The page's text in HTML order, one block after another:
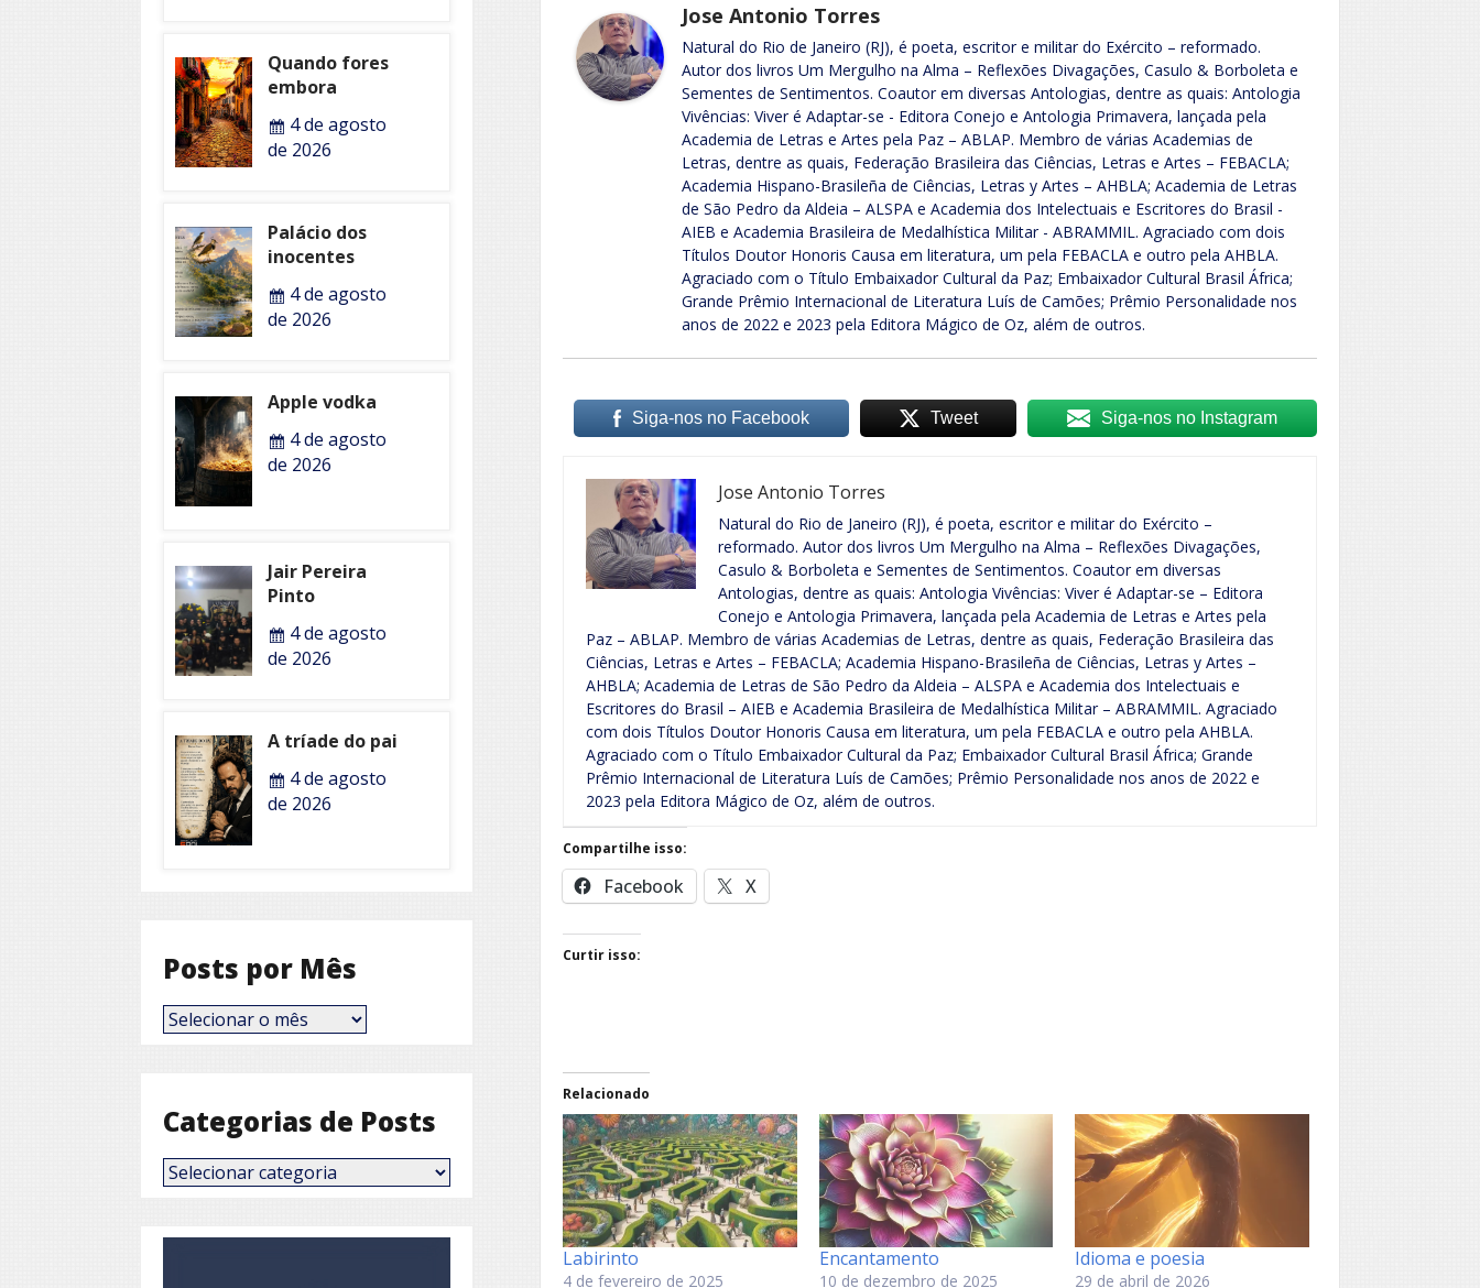
Jose Antonio Torres
Natural do Rio de Janeiro (RJ), é poeta, escritor e militar do Exército – reformado.
Autor dos livros Um Mergulho na Alma – Reflexões Divagações, Casulo & Borboleta e
Sementes de Sentimentos. Coautor em diversas Antologias, dentre as quais: Antologia
Vivências: Viver é Adaptar-se - Editora Conejo e Antologia Primavera, lançada pela
Academia de Letras e Artes pela Paz – ABLAP. Membro de várias Academias de
Letras, dentre as quais, Federação Brasileira das Ciências, Letras e Artes – FEBACLA;
Academia Hispano-Brasileña de Ciências, Letras y Artes – AHBLA; Academia de Letras
de São Pedro da Aldeia – ALSPA e Academia dos Intelectuais e Escritores do Brasil -
AIEB e Academia Brasileira de Medalhística Militar - ABRAMMIL. Agraciado com dois
Títulos Doutor Honoris Causa em literatura, um pela FEBACLA e outro pela AHBLA.
Agraciado com o Título Embaixador Cultural da Paz; Embaixador Cultural Brasil África;
Grande Prêmio Internacional de Literatura Luís de Camões; Prêmio Personalidade nos
anos de 2022 e 2023 pela Editora Mágico de Oz, além de outros.
Siga-nos no Facebook Tweet Siga-nos no Instagram
Jose Antonio Torres
Natural do Rio de Janeiro (RJ), é poeta, escritor e militar do Exército –
reformado. Autor dos livros Um Mergulho na Alma – Reflexões Divagações,
Casulo & Borboleta e Sementes de Sentimentos. Coautor em diversas
Antologias, dentre as quais: Antologia Vivências: Viver é Adaptar-se – Editora
Conejo e Antologia Primavera, lançada pela Academia de Letras e Artes pela
Paz – ABLAP. Membro de várias Academias de Letras, dentre as quais, Federação Brasileira das
Ciências, Letras e Artes – FEBACLA; Academia Hispano-Brasileña de Ciências, Letras y Artes –
AHBLA; Academia de Letras de São Pedro da Aldeia – ALSPA e Academia dos Intelectuais e
Escritores do Brasil – AIEB e Academia Brasileira de Medalhística Militar – ABRAMMIL. Agraciado
com dois Títulos Doutor Honoris Causa em literatura, um pela FEBACLA e outro pela AHBLA.
Agraciado com o Título Embaixador Cultural da Paz; Embaixador Cultural Brasil África; Grande
Prêmio Internacional de Literatura Luís de Camões; Prêmio Personalidade nos anos de 2022 e
2023 pela Editora Mágico de Oz, além de outros.
Compartilhe isso:
Facebook X
Curtir isso:
Relacionado
Labirinto
4 de fevereiro de 2025
Encantamento
10 de dezembro de 2025
Idioma e poesia
29 de abril de 2026
Quando fores
embora
4 de agosto
de 2026
Palácio dos
inocentes
4 de agosto
de 2026
Apple vodka
4 de agosto
de 2026
Jair Pereira
Pinto
4 de agosto
de 2026
A tríade do pai
4 de agosto
de 2026
Posts por Mês
Posts
por
Categorias de Posts
Categorias
de